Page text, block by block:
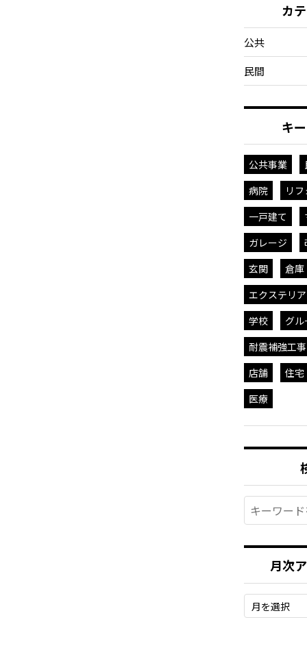
カ
公共
民間
キ
公共事業
病院
リ
一戸建て
ガレージ
玄関
倉庫
エクステリア
学校
グ
耐震補強工事
店舗
住宅
医療
月次